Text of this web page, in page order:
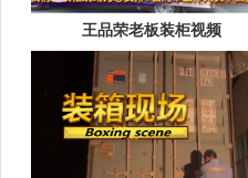
王品荣老板装柜视频